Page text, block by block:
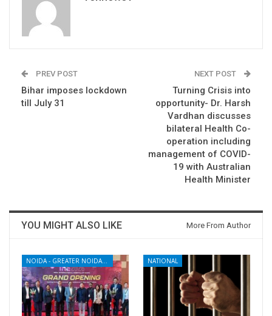
PREV POST
Bihar imposes lockdown
till July 31
NEXT POST
Turning Crisis into
opportunity- Dr. Harsh
Vardhan discusses
bilateral Health Co-
operation including
management of COVID-
19 with Australian
Health Minister
YOU MIGHT ALSO LIKE More From Author
NATIONAL